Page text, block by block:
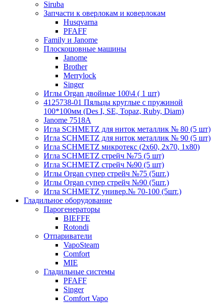
Siruba
Запчасти к оверлокам и коверлокам
Husqvarna
PFAFF
Family и Janome
Плоскошовные машины
Janome
Brother
Merrylock
Singer
Иглы Organ двойные 100\4 ( 1 шт)
4125738-01 Пяльцы круглые с пружиной
100*100мм (Des I, SE, Topaz, Ruby, Diam)
Janome 7518A
Игла SCHMETZ для ниток металлик № 80 (5 шт)
Игла SCHMETZ для ниток металлик № 90 (5 шт)
Игла SCHMETZ микротекс (2х60, 2х70, 1х80)
Игла SCHMETZ стрейч №75 (5 шт)
Игла SCHMETZ стрейч №90 (5 шт)
Иглы Organ супер стрейч №75 (5шт.)
Иглы Organ супер стрейч №90 (5шт.)
Игла SCHMETZ универ.№ 70-100 (5шт.)
Гладильное оборудование
Парогенераторы
BIEFFE
Rotondi
Отпариватели
VapoSteam
Comfort
MIE
Гладильные системы
PFAFF
Singer
Comfort Vapo